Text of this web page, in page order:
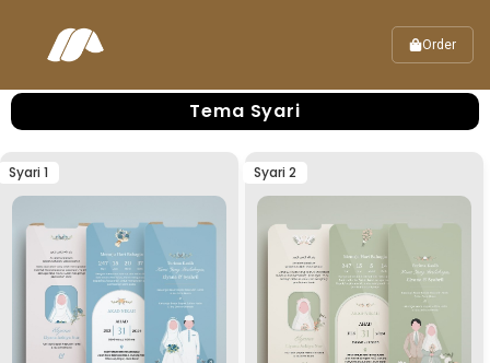
Order
Tema Syari
Syari 1 Syari 2